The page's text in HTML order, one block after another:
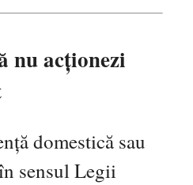
nu acționezi
domestică sau
sensul Legii